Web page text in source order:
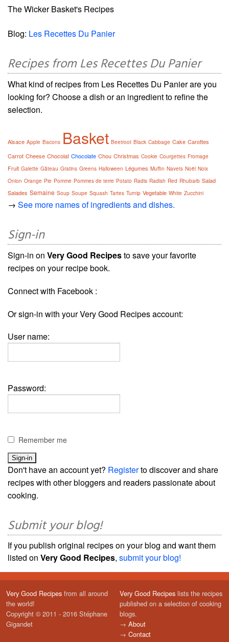
The Wicker Basket's Recipes
Blog: Les Recettes Du Panier
Recipes from Les Recettes Du Panier
What kind of recipes from Les Recettes Du Panier are you
looking for? Choose a dish or an ingredient to refine the
selection.
Alsace Apple Bacons Basket Beetroot Black Cabbage Cake Carottes
Carrot Cheese Chocolat Chocolate Chou Christmas Cookie Courgettes Fromage
Fruit Galette Gâteau Gratins Greens Halloween Légumes Muffin Navets Noël Noix
Onion Orange Pie Pomme Pommes de terre Potato Radis Radish Red Rhubarb Salad
Salades Semaine Soup Soupe Squash Tartes Turnip Vegetable White Zucchini
→ See more names of ingredients and dishes.
Sign-in
Sign-in on Very Good Recipesto save your favorite
recipes on your recipe book.
Connect with Facebook :
Or sign-in with your Very Good Recipes account:
User name:
Password:
Remember me
Don't have an account yet? Registerto discover and share
recipes with other bloggers and readers passionate about
cooking.
Submit your blog!
If you publish original recipes on your blog and want them
listed on Very Good Recipes, submit your blog!
Very Good Recipes from all around
the world!
Copyright © 2011 - 2016 Stéphane
Gigandet
Very Good Recipes lists the recipes
published on a selection of cooking
blogs.
→ About
→ Contact